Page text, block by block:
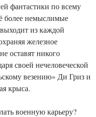
фантастики по всему
более немыслимые
из каждой
железное
оставят никого
своей нечеловеческой
везению» Ди Гриз и
крыса.
военную карьеру?